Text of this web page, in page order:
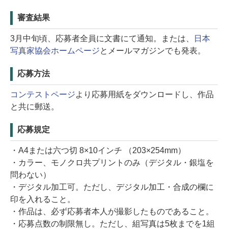
審査結果
3月中旬頃、応募者全員に文書にて通知。または、
日本
写真家協会ホームページとメールマガジンでも発表。
応募方法
コンテストページより応募用紙をダウンロードし、作品
と共に郵送。
応募規定
・A4または六つ切 8×10インチ （203×254mm）
・カラー、モノクロ共プリントのみ（デジタル・銀塩を
問わない）
・デジタル加工可。ただし、デジタル加工・合成の欄に
印を入れること。
・作品は、必ず応募者本人が撮影したものであること。
・応募点数の制限無し。ただし、組写真は5枚までを1組